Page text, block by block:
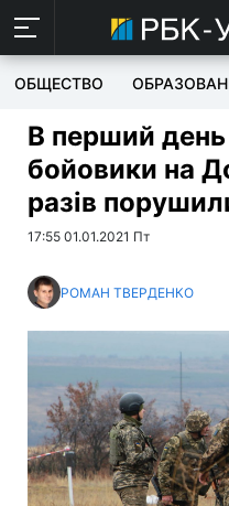
ОБЩЕСТВО
В перший
бойовики на
разів
17:55 01.01.2021 Пт
РОМАН ТВЕРДЕНКО